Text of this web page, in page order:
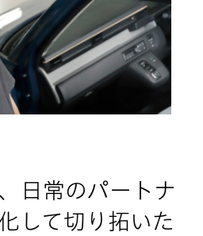
日常のパートナ
して切り拓いた